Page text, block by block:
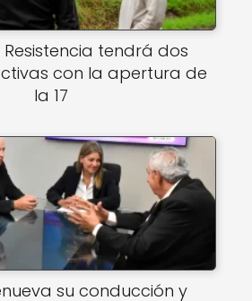
Resistencia tendrá dos
con la apertura de
la 17
su conducción y